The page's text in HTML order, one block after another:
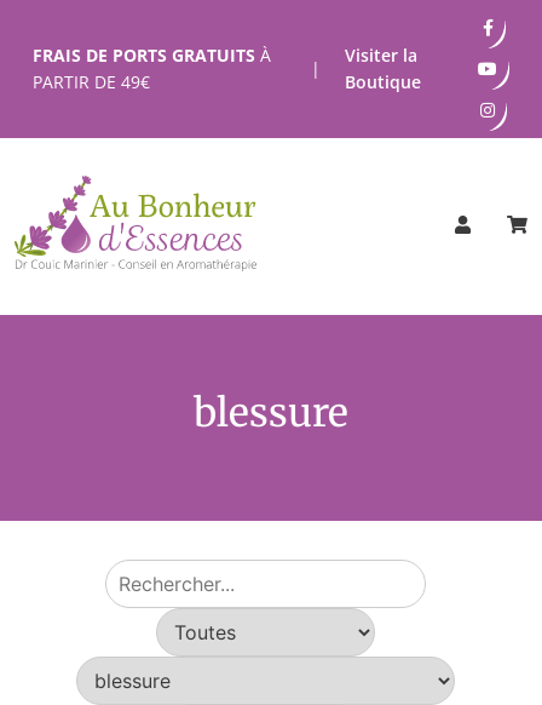
contenu
FRAIS DE PORTS GRATUITS À
PARTIR DE 49€
|
Visiter la
Boutique
blessure